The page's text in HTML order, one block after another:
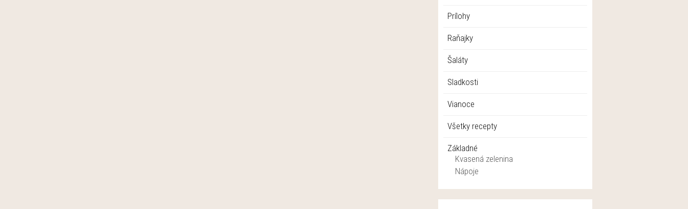
Prílohy
Raňajky
Šaláty
Sladkosti
Vianoce
Všetky recepty
Základné
Kvasená zelenina
Nápoje